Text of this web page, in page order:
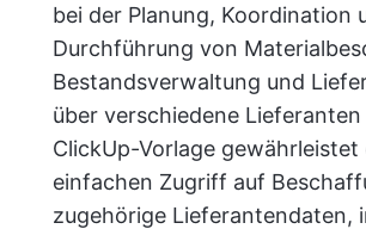
bei der Planung, Koordination
Durchführung von
Bestandsverwaltung und
über verschiedene
ClickUp-Vorlage gewährleistet
einfachen Zugriff auf
zugehörige Lieferantendaten,